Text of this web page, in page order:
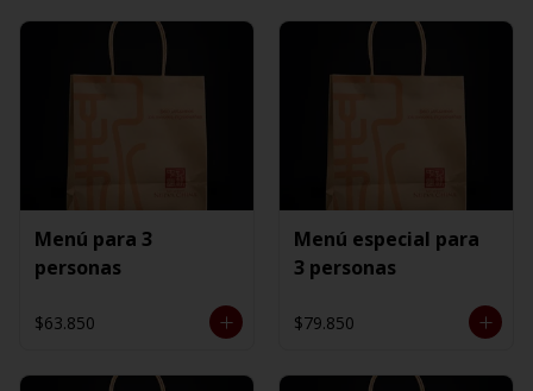
Menú para 3
personas
$63.850
Menú especial para
3 personas
$79.850